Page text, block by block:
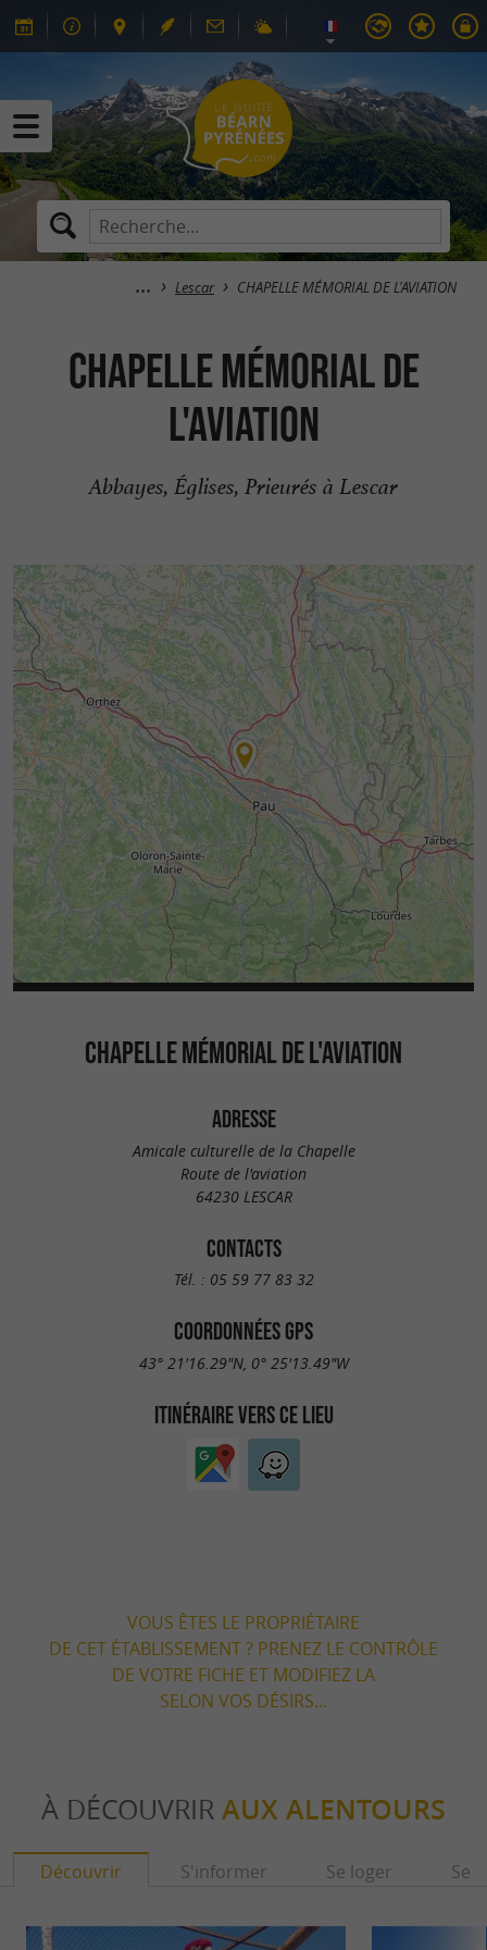
Lescar CHAPELLE MÉMORIAL DE L'AVIATION
CHAPELLE MÉMORIAL DE
L'AVIATION
Abbayes, Églises, Prieurés à Lescar
CHAPELLE MÉMORIAL DE L'AVIATION
ADRESSE
Amicale culturelle de la Chapelle
Route de l'aviation
64230 LESCAR
CONTACTS
Tél. : 05 59 77 83 32
COORDONNÉES GPS
43° 21'16.29"N, 0° 25'13.49"W
ITINÉRAIRE VERS CE LIEU
VOUS ÊTES LE PROPRIÉTAIRE
DE CET ÉTABLISSEMENT ? PRENEZ LE CONTRÔLE
DE VOTRE FICHE ET MODIFIEZ LA
SELON VOS DÉSIRS...
À DÉCOUVRIR AUX ALENTOURS
Découvrir S'informer Se loger Se